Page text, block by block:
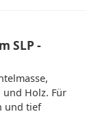
SLP -
und Holz. Für
und tief